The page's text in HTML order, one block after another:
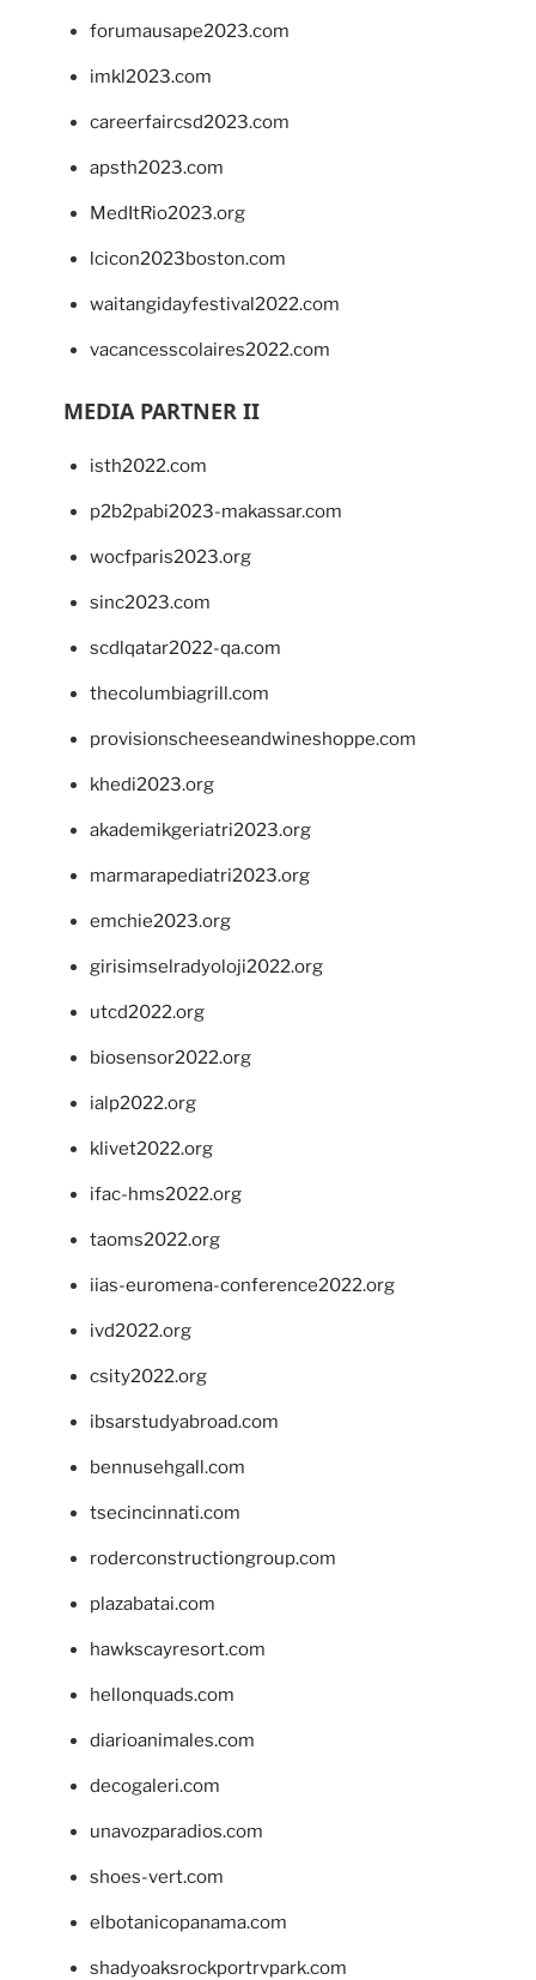
forumausape2023.com
imkl2023.com
careerfaircsd2023.com
apsth2023.com
MedItRio2023.org
lcicon2023boston.com
waitangidayfestival2022.com
vacancesscolaires2022.com
MEDIA PARTNER II
isth2022.com
p2b2pabi2023-makassar.com
wocfparis2023.org
sinc2023.com
scdlqatar2022-qa.com
thecolumbiagrill.com
provisionscheeseandwineshoppe.com
khedi2023.org
akademikgeriatri2023.org
marmarapediatri2023.org
emchie2023.org
girisimselradyoloji2022.org
utcd2022.org
biosensor2022.org
ialp2022.org
klivet2022.org
ifac-hms2022.org
taoms2022.org
iias-euromena-conference2022.org
ivd2022.org
csity2022.org
ibsarstudyabroad.com
bennusehgall.com
tsecincinnati.com
roderconstructiongroup.com
plazabatai.com
hawkscayresort.com
hellonquads.com
diarioanimales.com
decogaleri.com
unavozparadios.com
shoes-vert.com
elbotanicopanama.com
shadyoaksrockportrvpark.com